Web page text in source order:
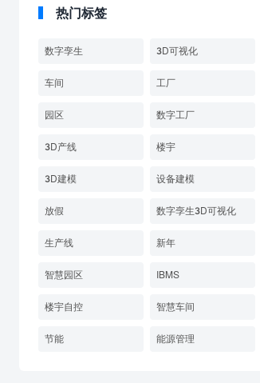
热门标签
数字孪生 3D可视化
车间 工厂
园区 数字工厂
3D产线 楼宇
3D建模 设备建模
放假 数字孪生3D可视化
生产线 新年
智慧园区 IBMS
楼宇自控 智慧车间
节能 能源管理